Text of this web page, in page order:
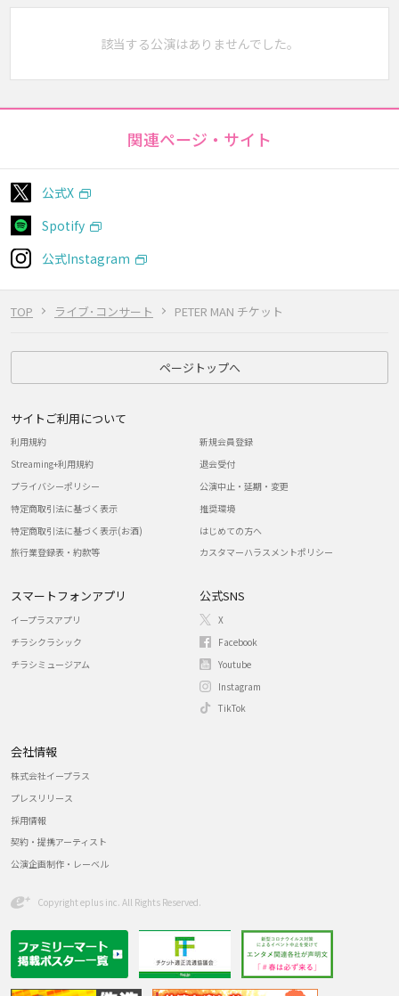
TOP ライブ･コンサート PETER MAN チケット
該当する公演はありませんでした。
関連ページ・サイト
公式X
Spotify
公式Instagram
ページトップへ
サイトご利用について
利用規約
Streaming+利用規約
プライバシーポリシー
特定商取引法に基づく表示
特定商取引法に基づく表示(お酒)
旅行業登録表・約款等
新規会員登録
退会受付
公演中止・延期・変更
推奨環境
はじめての方へ
カスタマーハラスメントポリシー
スマートフォンアプリ
イープラスアプリ
チラシクラシック
チラシミュージアム
公式SNS
X
Facebook
Youtube
Instagram
TikTok
会社情報
株式会社イープラス
プレスリリース
採用情報
契約・提携アーティスト
公演企画制作・レーベル
Copyright eplus inc. All Rights Reserved.